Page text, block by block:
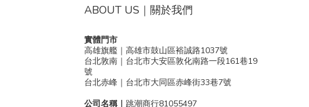
ABOUT US｜關於我們
實體門市
高雄旗艦｜高雄市鼓山區裕誠路1037號
台北敦南｜台北市大安區敦化南路一段161巷19
號
台北赤峰｜台北市大同區赤峰街33巷7號
公司名稱｜ 跳潮商行81055497